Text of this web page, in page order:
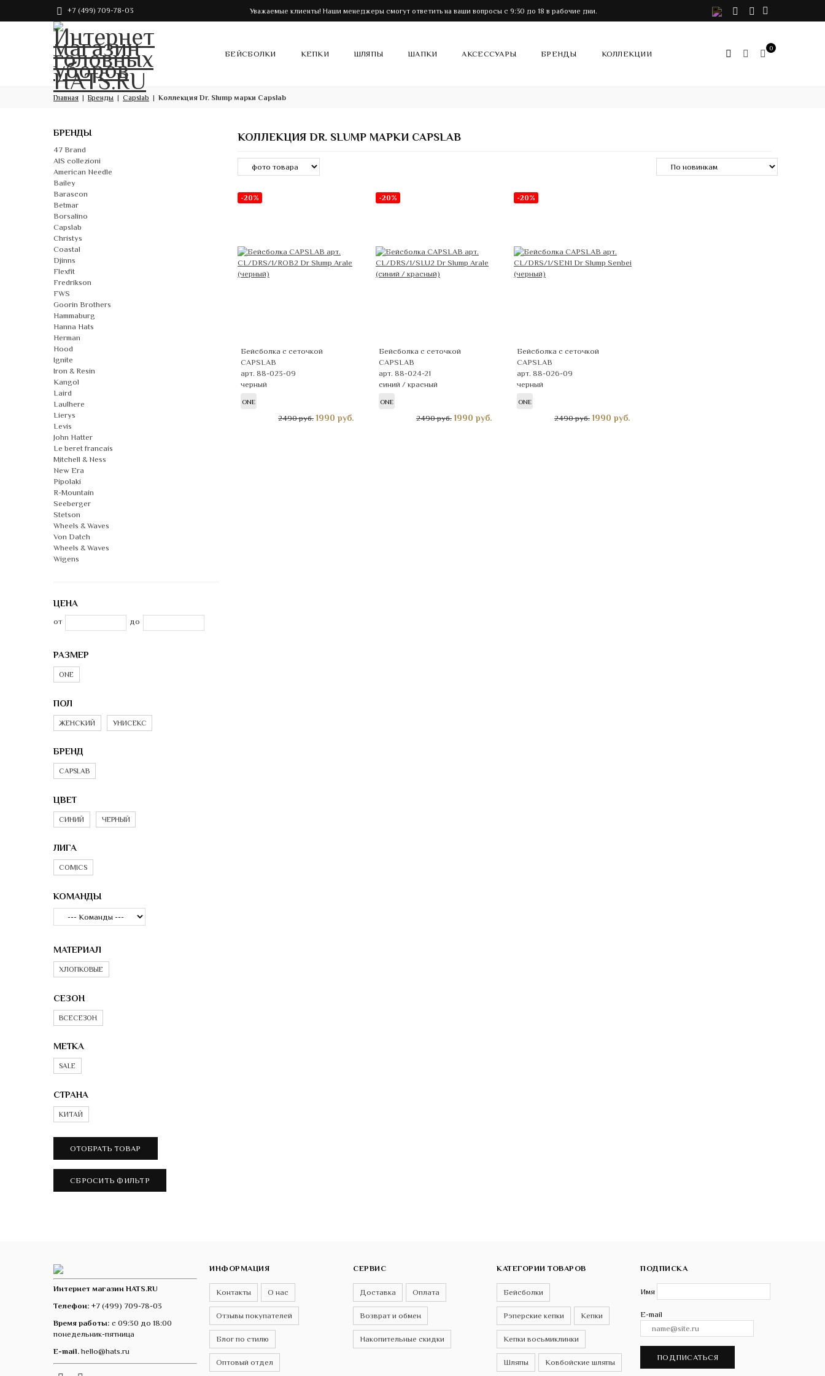
+7 (499) 709-78-03 Уважаемые клиенты! Наши менеджеры смогут ответить на ваши вопросы с 9:30 до 18 в рабочие дни. VK Telegram
БЕЙСБОЛКИ КЕПКИ ШЛЯПЫ ШАПКИ АКСЕССУАРЫ БРЕНДЫ КОЛЛЕКЦИИ
0
Главная Бренды Capslab Коллекция Dr. Slump марки Capslab
КОЛЛЕКЦИЯ DR. SLUMP МАРКИ CAPSLAB
-20%
Бейсболка с сеточкой
CAPSLAB
арт. 88-023-09
черный
ONE
2490 руб. 1990 руб.
-20%
Бейсболка с сеточкой
CAPSLAB
арт. 88-024-21
синий / красный
ONE
2490 руб. 1990 руб.
-20%
Бейсболка с сеточкой
CAPSLAB
арт. 88-026-09
черный
ONE
2490 руб. 1990 руб.
БРЕНДЫ
47 Brand
AIS collezioni
American Needle
Bailey
Barascon
Betmar
Borsalino
Capslab
Christys
Coastal
Djinns
Flexfit
Fredrikson
FWS
Goorin Brothers
Hammaburg
Hanna Hats
Herman
Hood
Ignite
Iron & Resin
Kangol
Laird
Laulhere
Lierys
Levis
John Hatter
Le beret francais
Mitchell & Ness
New Era
Pipolaki
R-Mountain
Seeberger
Stetson
Wheels & Waves
Von Datch
Wheels & Waves
Wigens
ЦЕНА
от до
РАЗМЕР
ONE
ПОЛ
ЖЕНСКИЙ УНИСЕКС
БРЕНД
CAPSLAB
ЦВЕТ
СИНИЙ ЧЕРНЫЙ
ЛИГА
COMICS
КОМАНДЫ
МАТЕРИАЛ
ХЛОПКОВЫЕ
СЕЗОН
ВСЕСЕЗОН
МЕТКА
SALE
СТРАНА
КИТАЙ
Интернет магазин HATS.RU
Телефон: +7 (499) 709-78-03
Время работы: с 09:30 до 18:00
понедельник-пятница
E-mail. hello@hats.ru
ИНФОРМАЦИЯ
Контакты О нас
Отзывы покупателей
Блог по стилю
Оптовый отдел
СЕРВИС
Доставка Оплата
Возврат и обмен
Накопительные скидки
КАТЕГОРИИ ТОВАРОВ
Бейсболки
Рэперские кепки Кепки
Кепки восьмиклинки
Шляпы Ковбойские шляпы
ПОДПИСКА
Имя
E-mail
ПОДПИСАТЬСЯ